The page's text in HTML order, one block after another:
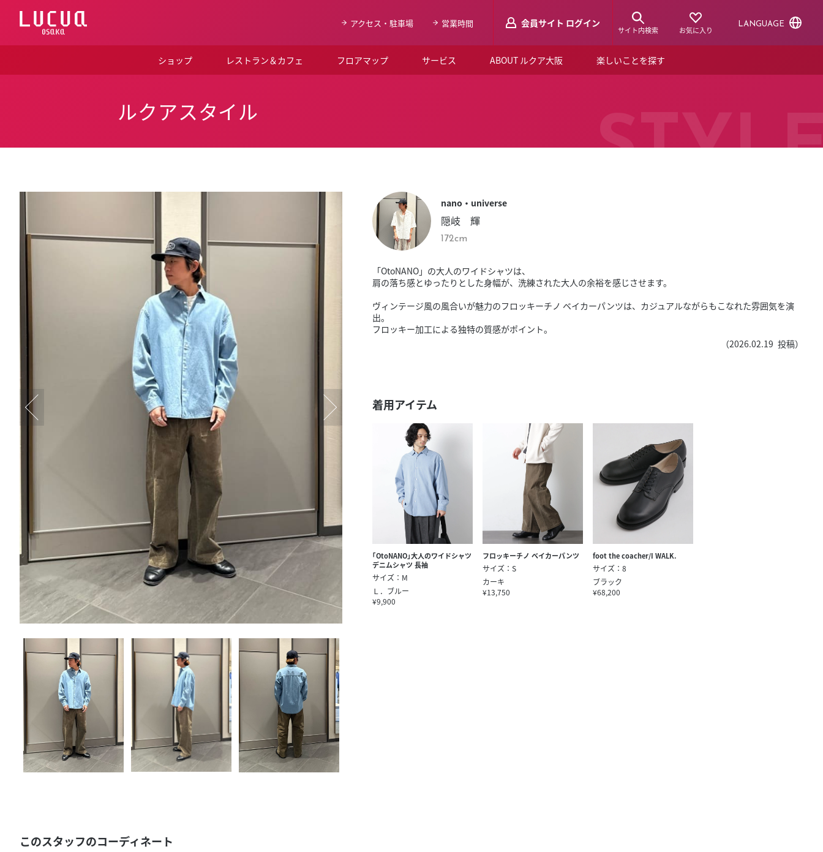
ス
アクセス・駐車場 営業時間 会員サイト ログイン
サイト内検索 お気に入り
LANGUAGE
ショップ レストラン＆カフェ フロアマップ サービス ABOUT ルクア大阪
SNSアカウント一覧
LUCUAブライダルクラブ
スタッフ募集（長期で働きたい方）
スタッフ募集（スポットで働きたい
方）
楽しいことを探す
ショップニュース
ルクアスタイル
ルクアスタイル
nano・universe
隠岐 輝
172cm
「OtoNANO」の大人のワイドシャツは、
肩の落ち感とゆったりとした身幅が、洗練された大人の余裕を感じさせます。
ヴィンテージ風の風合いが魅力のフロッキーチノ ベイカーパンツは、カジュアルながらもこなれた雰囲気を演
出。
フロッキー加工による独特の質感がポイント。
（2026.02.19 投稿）
着用アイテム
｢OtoNANO｣大人のワイドシャツ
デニムシャツ 長袖
サイズ：M
Ｌ．ブルー
¥9,900
フロッキーチノ ベイカーパンツ
サイズ：S
カーキ
¥13,750
foot the coacher/I WALK.
サイズ：8
ブラック
¥68,200
このスタッフのコーディネート